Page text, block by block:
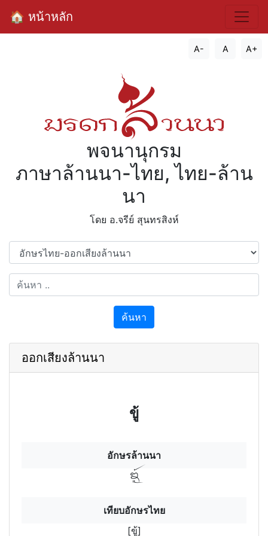
🏠 หน้าหลัก
A- A A+
พจนานุกรม
ภาษาล้านนา-ไทย, ไทย-ล้าน
นา
โดย อ.จรีย์​ สุนทรสิงห์
ค้นหา
ออกเสียงล้านนา
ขู้
อักษรล้านนา
ขู้
เทียบอักษรไทย
[ขู้]